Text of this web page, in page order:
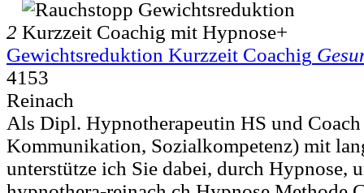
2
Gewichtsreduktion Kurzzeit Coachig
4153
Reinach
Als Dipl. Hypnotherapeutin HS und
Kommunikation, Sozialkompetenz) mit
unterstütze ich Sie dabei, durch Hypnose,